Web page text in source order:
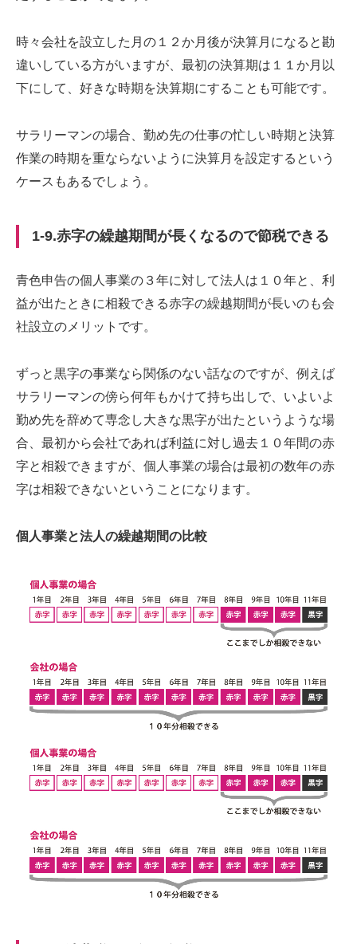
時々会社を設立した月の１２か月後が決算月になると勘
違いしている方がいますが、最初の決算期は１１か月以
下にして、好きな時期を決算期にすることも可能です。
サラリーマンの場合、勤め先の仕事の忙しい時期と決算
作業の時期を重ならないように決算月を設定するという
ケースもあるでしょう。
1-9.赤字の繰越期間が長くなるので節税できる
青色申告の個人事業の３年に対して法人は１０年と、利
益が出たときに相殺できる赤字の繰越期間が長いのも会
社設立のメリットです。
ずっと黒字の事業なら関係のない話なのですが、例えば
サラリーマンの傍ら何年もかけて持ち出しで、いよいよ
勤め先を辞めて専念し大きな黒字が出たというような場
合、最初から会社であれば利益に対し過去１０年間の赤
字と相殺できますが、個人事業の場合は最初の数年の赤
字は相殺できないということになります。
個人事業と法人の繰越期間の比較